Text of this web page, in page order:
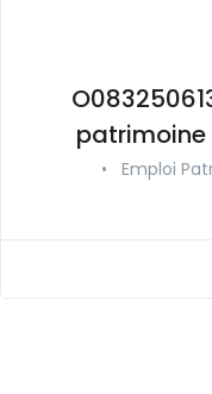
patrimoine
• Emploi